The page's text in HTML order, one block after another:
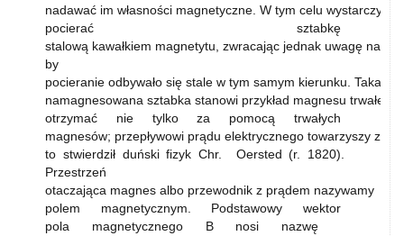
nadawać im własności magnetyczne. W tym celu wystarczy
pocierać sztabkę
stalową kawałkiem magnetytu, zwracając jednak uwagę na to,
by
pocieranie odbywało się stale w tym samym kierunku. Taka
namagnesowana sztabka stanowi przykład magnesu
otrzymać nie tylko za pomocą trwałych
magnesów; przepływowi prądu elektrycznego towarzyszy
to stwierdził duński fizyk Chr. Oersted (r. 1820).
Przestrzeń
otaczająca magnes albo przewodnik z prądem nazywamy
polem magnetycznym. Podstawowy wektor
pola magnetycznego B nosi nazwę